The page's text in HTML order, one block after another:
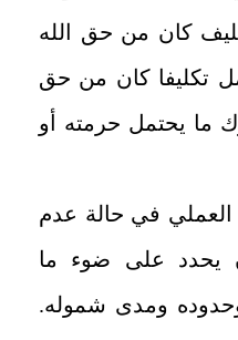
كان من حق الله
تكليفا كان من حق
ما يحتمل حرمته أو
في حالة عدم
يحدد على ضوء ما
ومدى شموله.